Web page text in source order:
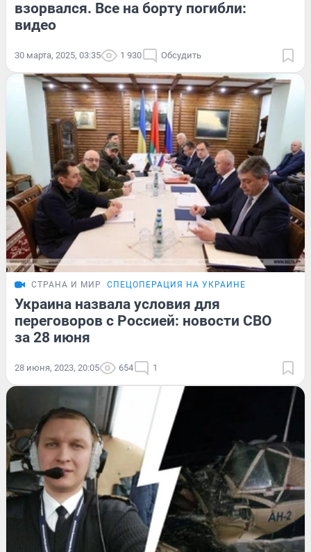
взорвался. Все на борту погибли:
видео
30 марта, 2025, 03:35 1 930 Обсудить
СТРАНА И МИР СПЕЦОПЕРАЦИЯ НА УКРАИНЕ
Украина назвала условия для
переговоров с Россией: новости СВО
за 28 июня
28 июня, 2023, 20:05 654 1